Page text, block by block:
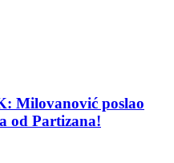
Milovanović poslao
od Partizana!